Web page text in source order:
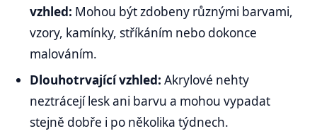
vzhled: Mohou být zdobeny různými barvami,
vzory, kamínky, stříkáním nebo dokonce
malováním.
Dlouhotrvající vzhled: Akrylové nehty
neztrácejí lesk ani barvu a mohou vypadat
stejně dobře i po několika týdnech.